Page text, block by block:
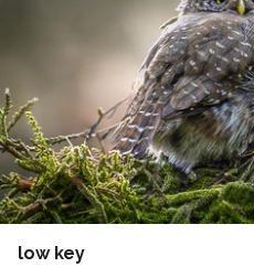
low key